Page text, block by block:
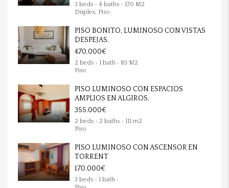
3 beds • 4 baths • 170 M2
Dúplex, Piso
PISO BONITO, LUMINOSO CON VISTAS
DESPEJAS.
470.000€
2 beds • 1 bath • 83 M2
Piso
PISO LUMINOSO CON ESPACIOS
AMPLIOS EN ALGIROS.
355.000€
2 beds • 2 baths • 111 m2
Piso
PISO LUMINOSO CON ASCENSOR EN
TORRENT
170.000€
3 beds • 1 bath •